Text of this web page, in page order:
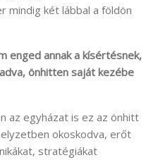
mindig két lábbal a földön
enged annak a kísértésnek,
önhitten saját kezébe
az egyházat is ez az önhitt
okoskodva, erőt
stratégiákat